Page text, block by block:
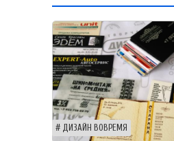
ДИЗАЙН ВОВРЕМЯ